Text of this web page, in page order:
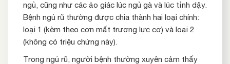
ngủ, cũng như các ảo giác lúc ngủ gà và lúc tỉnh dậy.
Bệnh ngủ rũ thường được chia thành hai loại chính:
loại 1 (kèm theo cơn mất trương lực cơ) và loại 2
(không có triệu chứng này).
Trong ngủ rũ, người bệnh thường xuyên cảm thấy